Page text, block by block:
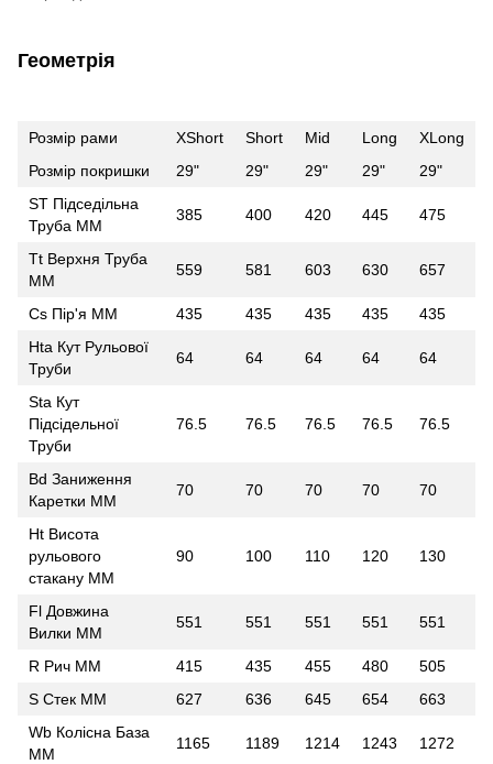
Геометрія
Розмір рами XShort Short Mid Long
XLong
Розмір покришки
29" 29" 29" 29"
29"
ST Підседільна
Труба ММ
385 400 420 445 475
Tt Верхня Труба
ММ
559 581 603 630 657
Cs Пір'я ММ 435 435 435 435
435
Hta Кут Рульової
Труби
64 64 64 64 64
Sta Кут
Підсідельної
Труби
76.5 76.5 76.5 76.5 76.5
Bd Заниження
Каретки ММ
70 70 70 70 70
Ht Висота
рульового
стакану ММ
90 100 110 120 130
Fl Довжина
Вилки ММ
551 551 551 551 551
R Рич ММ 415 435 455 480
505
S Стек ММ
627 636 645 654
663
Wb Колісна База
ММ
1165 1189 1214 1243 1272